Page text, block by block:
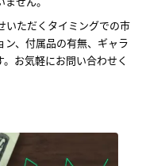
いただくタイミングでの市
、付属品の有無、ギャラ
お気軽にお問い合わせく